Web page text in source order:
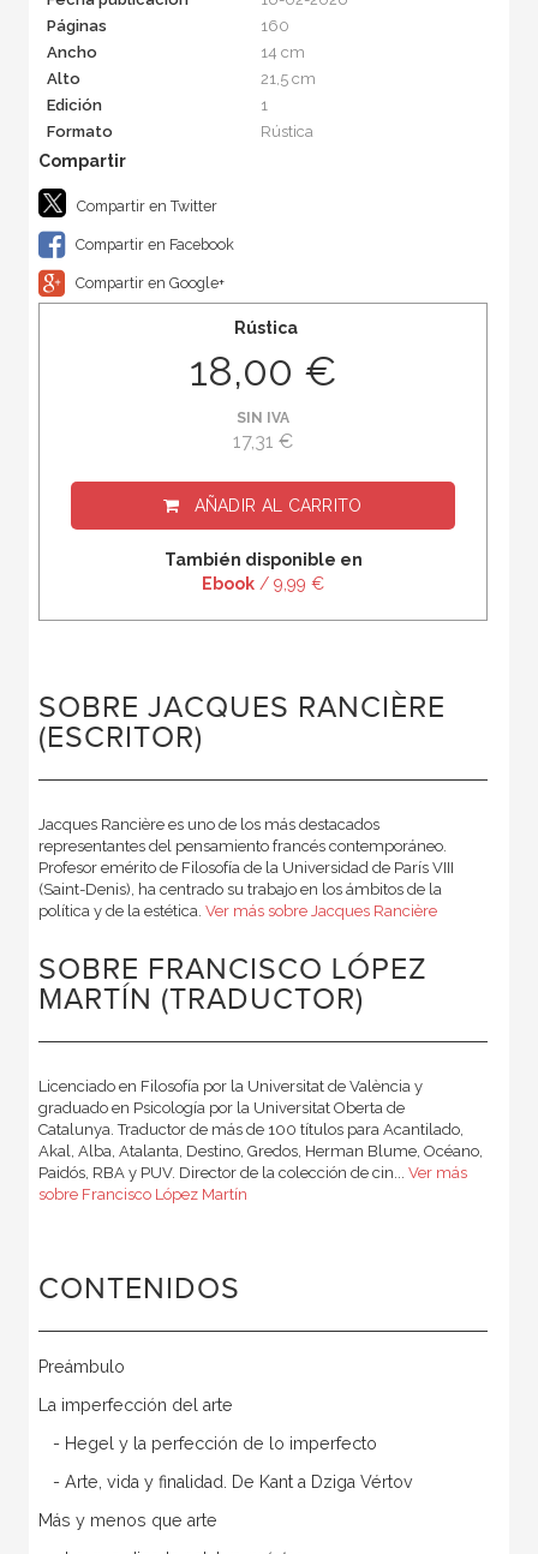
Páginas
160
Ancho
14 cm
Alto
21,5 cm
Edición
1
Formato
Rústica
Compartir en Twitter
Compartir en Facebook
Compartir en Google+
Rústica
18,00 €
SIN IVA
17,31 €
AÑADIR AL CARRITO
También disponible en
Ebook / 9,99 €
SOBRE JACQUES RANCIÈRE
(ESCRITOR)
Jacques Rancière es uno de los más destacados
representantes del pensamiento francés contemporáneo.
Profesor emérito de Filosofía de la Universidad de París VIII
(Saint-Denis), ha centrado su trabajo en los ámbitos de la
política y de la estética. Ver más sobre Jacques Rancière
SOBRE FRANCISCO LÓPEZ
MARTÍN (TRADUCTOR)
Licenciado en Filosofía por la Universitat de València y
graduado en Psicología por la Universitat Oberta de
Catalunya. Traductor de más de 100 títulos para Acantilado,
Akal, Alba, Atalanta, Destino, Gredos, Herman Blume, Océano,
Paidós, RBA y PUV. Director de la colección de cin... Ver más
sobre Francisco López Martín
CONTENIDOS
Preámbulo
La imperfección del arte
- Hegel y la perfección de lo imperfecto
- Arte, vida y finalidad. De Kant a Dziga Vértov
Más y menos que arte